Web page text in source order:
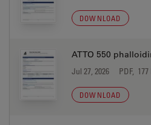
DOWNLOAD
ATTO 550
Jul 27, 2026 PDF, 177
DOWNLOAD